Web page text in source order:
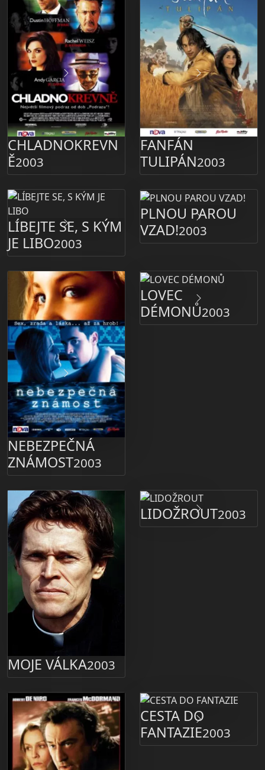
CHLADNOKREVN
Ě2003
FANFÁN
TULIPÁN2003
LÍBEJTE SE, S KÝM
JE LIBO2003
PLNOU PAROU
VZAD!2003
NEBEZPEČNÁ
ZNÁMOST2003
LOVEC
DÉMONŮ2003
MOJE VÁLKA2003
LIDOŽROUT2003
CESTA DO
FANTAZIE2003